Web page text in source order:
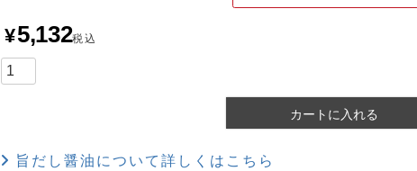
¥5,132税込
カートに入れる
旨だし醤油について詳しくはこちら